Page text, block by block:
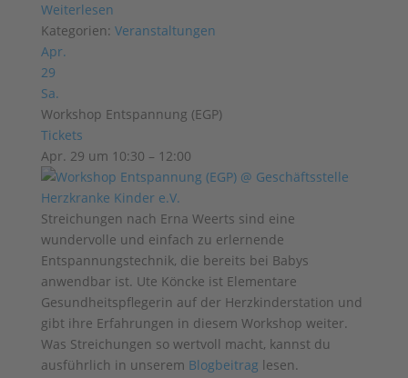
Weiterlesen
Kategorien: Veranstaltungen
Apr.
29
Sa.
Workshop Entspannung (EGP)
Tickets
Apr. 29 um 10:30 – 12:00
Streichungen nach Erna Weerts sind eine
wundervolle und einfach zu erlernende
Entspannungstechnik, die bereits bei Babys
anwendbar ist. Ute Köncke ist Elementare
Gesundheitspflegerin auf der Herzkinderstation und
gibt ihre Erfahrungen in diesem Workshop weiter.
Was Streichungen so wertvoll macht, kannst du
ausführlich in unserem Blogbeitrag lesen.